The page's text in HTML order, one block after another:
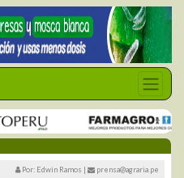
Por: Edwin Ramos | prensa@agraria.pe